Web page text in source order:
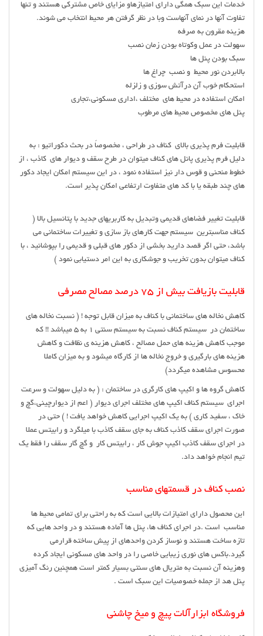
خدمات این سبک همگی دارای امتیازهاو مزایای خاص مشترکی هستند و تنها
تفاوت آنها در نمای آنهاست وبا در نظر گرفتن هر محیط انتخاب می شوند.
هزینه مقرون به صرفه
سهولت در عمل وکوتاه بودن زمان نصب
سبک بودن پنل ها
بالابردن نور محیط و نصب چراغ ها
استحکام خوب آن درآتش سوزی و زلزله
امکان استفاده در محیط های مختلف ،اداری مسکونی،تجاری
پنل های مخصوص محیط های مرطوب
قابلیت فرم پذیری بالای کناف در طراحی ، مخصوصاً در بحث دکوراتیو : به
دلیل فرم پذیری پانل های کناف میتوان در طرح سقف و دیوار های کاذب ، از
خطوط منحنی و قوس دار نیز استفاده نمود ، در این سیستم امکان ایجاد دکور
های چند طبقه یا با کد های متفاوت ارتفاعی امکان پذیر است.
قابلیت تغییر فضاهای قدیمی وتبدیل به کاربریهای جدید با پتانسیل بالا (
کناف مناسبترین سیستم جهت کارهای باز سازی و تغییرات ساختمانی می
باشد، حتی اگر قصد دارید بخشی از دکور های قبلی و قدیمی را بپوشانید ، با
کناف میتوان بدون تخریب و جوشکاری به این امر دستیابی نمود )
قابلیت بازیافت بیش از ۷۵ درصد مصالح مصرفی
کاهش نخاله های ساختمانی با کناف به میزان قابل توجه ! ( نسبت نخاله های
ساختمان در سیستم کناف نسبت به سیستم سنتی ۱ به ۵ میباشد !! که
موجب کاهش هزینه های حمل مصالح ، کاهش هزینه ی نظافت و کاهش
هزینه های بارگیری و خروج نخاله ها از کارگاه میشود و به میزان کاملا
محسوس مشاهده میگردد)
کاهش گروه ها و اکیپ های کارگری در ساختمان : ( به دلیل سهولت و سرعت
اجرای سیستم کناف اکیپ های مختلف اجرای دیوار ( اعم از دیوارچینی،گچ و
خاک ، سفید کاری ) به یک اکیپ اجرایی کاهش خواهد یافت ! ) حتی در
صورت اجرای سقف کاذب کناف به جای سقف کاذب با میلگرد و رابیتس عملا
در اجرای سقف کاذب اکیپ جوش کار ، رابیتس کار و گچ گار سقف را فقط یک
تیم انجام خواهد داد.
نصب کناف در قسمتهای مناسب
این محصول دارای امتیازات بالایی است که به راحتی برای تمامی محیط ها
مناسب است .در اجرای کناف ها، پنل ها آماده هستند و در واحد هایی که
تازه ساخت هستند و نوساز کردن واحدهای از پیش ساخته قرارمی
گیرد.باکس های نوری زیبایی خاصی را در واحد های مسکونی ایجاد کرده
وهزینه آن نسبت به متریال های سنتی بسیار کمتر است همچنین رنگ آمیزی
پنل هد از جمله خصوصیات این سبک است .
فروشگاه ابزارآلات پیچ و میخ چاشنی